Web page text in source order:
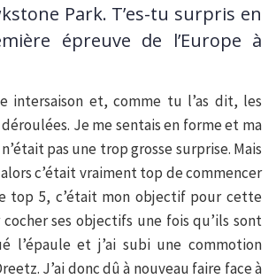
Park. T’es-tu surpris en
épreuve de l’Europe à
intersaison et, comme tu l’as dit, les
Je me sentais en forme et ma
pas une trop grosse surprise. Mais
c’était vraiment top de commencer
top 5, c’était mon objectif pour cette
ses objectifs une fois qu’ils sont
l’épaule et j’ai subi une commotion
J’ai donc dû à nouveau faire face à